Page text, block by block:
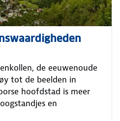
de eeuwenoude
tot de beelden in
hoofdstad is meer
en